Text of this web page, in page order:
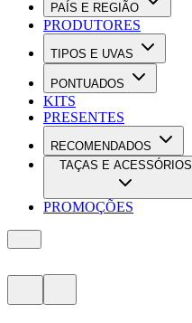
PAÍS E REGIÃO
PRODUTORES
TIPOS E UVAS
PONTUADOS
KITS
PRESENTES
RECOMENDADOS
TAÇAS E ACESSÓRIOS
PROMOÇÕES